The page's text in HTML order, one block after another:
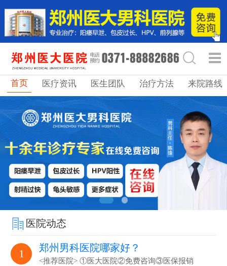
首页 医疗资讯 医生团队 治疗方法 来院路线
医院动态
1 郑州男科医院哪家好？
<推荐医院> ①医大医院②免费咨询③医保报销